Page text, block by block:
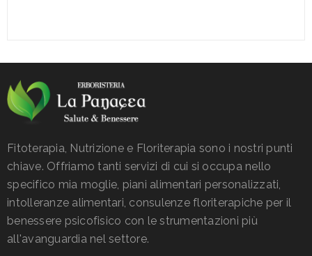
Fitoterapia, Nutrizione e Floriterapia sono i nostri punti
chiave. Offriamo tanti servizi di cui si occupa nello
specifico mia moglie, piani alimentari personalizzati,
intolleranze alimentari, consulenze floriterapiche per il
benessere psicofisico con le strumentazioni più
all'avanguardia nel settore.